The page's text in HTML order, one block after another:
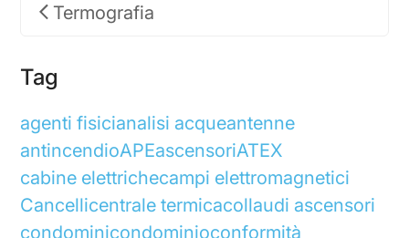
Termografia
Tag
agenti fisicianalisi acqueantenne
antincendioAPEascensoriATEX
cabine elettrichecampi elettromagnetici
Cancellicentrale termicacollaudi ascensori
condominicondominioconformità